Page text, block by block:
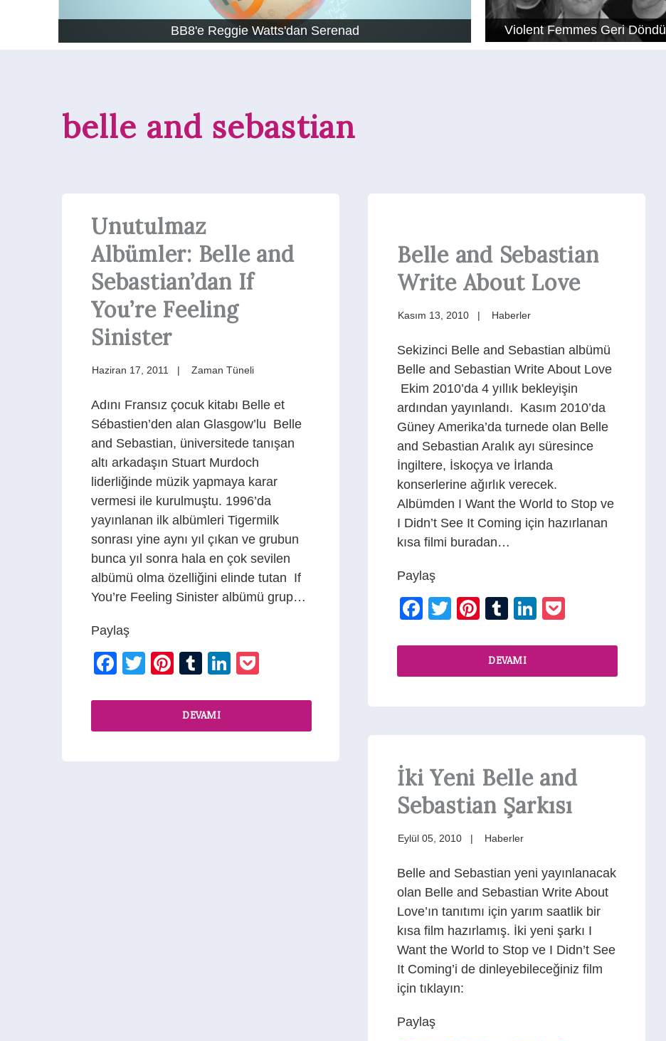
BB8'e Reggie Watts'dan Serenad Violent Femmes Geri Döndü
belle and sebastian
Unutulmaz
Albümler: Belle and
Sebastian’dan If
You’re Feeling
Sinister
Haziran 17, 2011 Zaman Tüneli
Adını Fransız çocuk kitabı Belle et
Sébastien’den alan Glasgow’lu Belle
and Sebastian, üniversitede tanışan
altı arkadaşın Stuart Murdoch
liderliğinde müzik yapmaya karar
vermesi ile kurulmuştu. 1996’da
yayınlanan ilk albümleri Tigermilk
sonrası yine aynı yıl çıkan ve grubun
bunca yıl sonra hala en çok sevilen
albümü olma özelliğini elinde tutan If
You’re Feeling Sinister albümü grup…
Paylaş
Facebook
TwitterPinterest
TumblrLinkedIn
DEVAMI
Belle and Sebastian
Write About Love
Kasım 13, 2010 Haberler
Sekizinci Belle and Sebastian albümü
Belle and Sebastian Write About Love
Ekim 2010’da 4 yıllık bekleyişin
ardından yayınlandı. Kasım 2010’da
Güney Amerika’da turnede olan Belle
and Sebastian Aralık ayı süresince
İngiltere, İskoçya ve İrlanda
konserlerine ağırlık verecek.
Albümden I Want the World to Stop ve
I Didn’t See It Coming için hazırlanan
kısa filmi buradan…
Paylaş
Facebook
TwitterPinterest
TumblrLinkedIn
DEVAMI
İki Yeni Belle and
Sebastian Şarkısı
Eylül 05, 2010 Haberler
Belle and Sebastian yeni yayınlanacak
olan Belle and Sebastian Write About
Love’ın tanıtımı için yarım saatlik bir
kısa film hazırlamış. İki yeni şarkı I
Want the World to Stop ve I Didn’t See
It Coming’i de dinleyebileceğiniz film
için tıklayın:
Paylaş